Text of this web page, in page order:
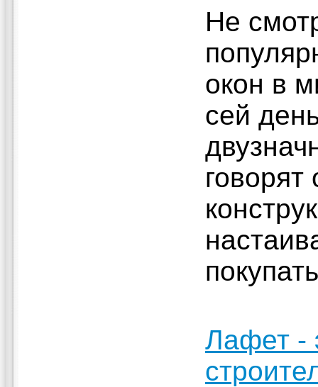
Не
окон в
сей
говорят
Лафет -